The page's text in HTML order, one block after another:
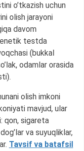
o’tkazish uchun
olish jarayoni
davom
testda
(bukkal
odamlar orasida
olish imkoni
mavjud, ular
qon, sigareta
va suyuqliklar,
Tavsif va batafsil